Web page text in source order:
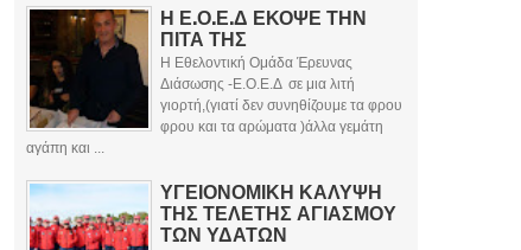
Η Ε.Ο.Ε.Δ ΕΚΟΨΕ ΤΗΝ
ΠΙΤΑ ΤΗΣ
Η Εθελοντική Ομάδα Έρευνας
Διάσωσης -Ε.Ο.Ε.Δ σε μια λιτή
γιορτή,(γιατί δεν συνηθίζουμε τα φρου
φρου και τα αρώματα )άλλα γεμάτη
αγάπη και ...
ΥΓΕΙΟΝΟΜΙΚΗ ΚΑΛΥΨΗ
ΤΗΣ ΤΕΛΕΤΗΣ ΑΓΙΑΣΜΟΥ
ΤΩΝ ΥΔΑΤΩΝ